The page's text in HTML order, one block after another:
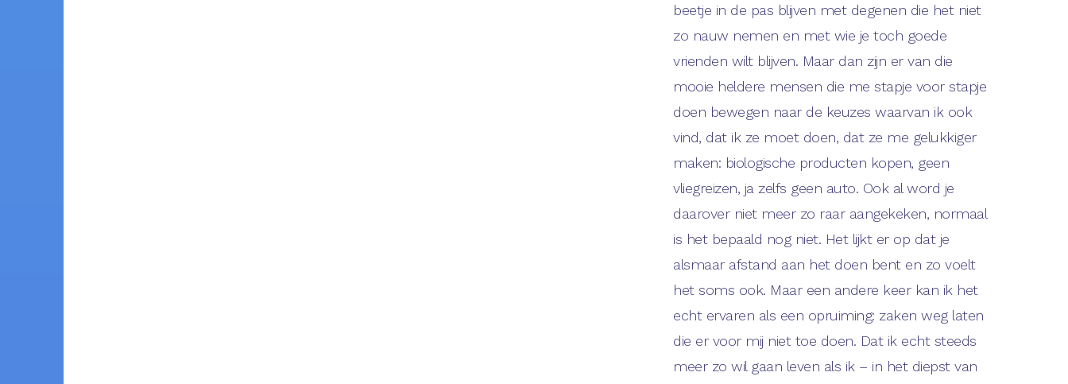
beetje in de pas blijven met degenen die het niet
zo nauw nemen en met wie je toch goede
vrienden wilt blijven. Maar dan zijn er van die
mooie heldere mensen die me stapje voor stapje
doen bewegen naar de keuzes waarvan ik ook
vind, dat ik ze moet doen, dat ze me gelukkiger
maken: biologische producten kopen, geen
vliegreizen, ja zelfs geen auto. Ook al word je
daarover niet meer zo raar aangekeken, normaal
is het bepaald nog niet. Het lijkt er op dat je
alsmaar afstand aan het doen bent en zo voelt
het soms ook. Maar een andere keer kan ik het
echt ervaren als een opruiming: zaken weg laten
die er voor mij niet toe doen. Dat ik echt steeds
meer zo wil gaan leven als ik – in het diepst van